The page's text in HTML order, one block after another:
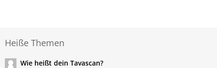
Heiße Themen
Wie heißt dein Tavascan?